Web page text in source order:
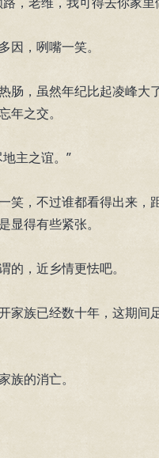
，咧嘴一笑。
，虽然年纪比起凌峰大
年之交。
主之谊。”
，不过谁都看得出来，
显得有些紧张。
，近乡情更怯吧。
族已经数十年，这期间
的消亡。